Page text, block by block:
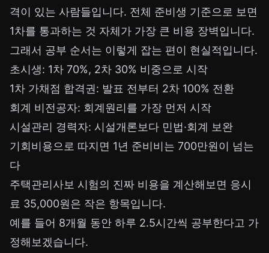
격이 있는 사람들입니다. 전체 준비생 기준으로 보면
1차를 통과하는 것 자체가 가장 큰 비용 장벽입니다.
그래서 공부 순서는 이렇게 잡는 편이 현실적입니다.
초시생: 1차 70%, 2차 30% 비중으로 시작
1차 가채점 합격권: 발표 전부터 2차 100% 전환
회계 비전공자: 회계원리를 가장 먼저 시작
시설관리 경력자: 시설개론보다 민법·회계 보완
기회비용으로 따지면 1년 준비비는 700만원이 넘는
다
주택관리사보 시험의 진짜 비용을 계산해보면 응시
료 35,000원은 작은 항목입니다.
예를 들어 8개월 동안 하루 2.5시간씩 공부한다고 가
정해보겠습니다.